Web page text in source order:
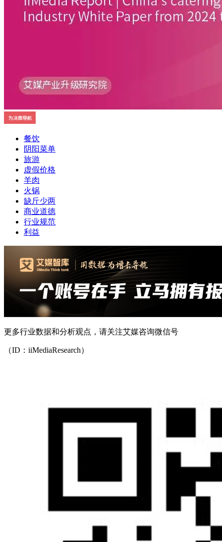
餐饮
阴阳菜单
旅游
虚假价格
羊肉
火锅
缺斤少两
商业道德
行业规范
利益
更多行业数据和分析观点，请关注艾媒咨询微信号
（ID：iiMediaResearch）